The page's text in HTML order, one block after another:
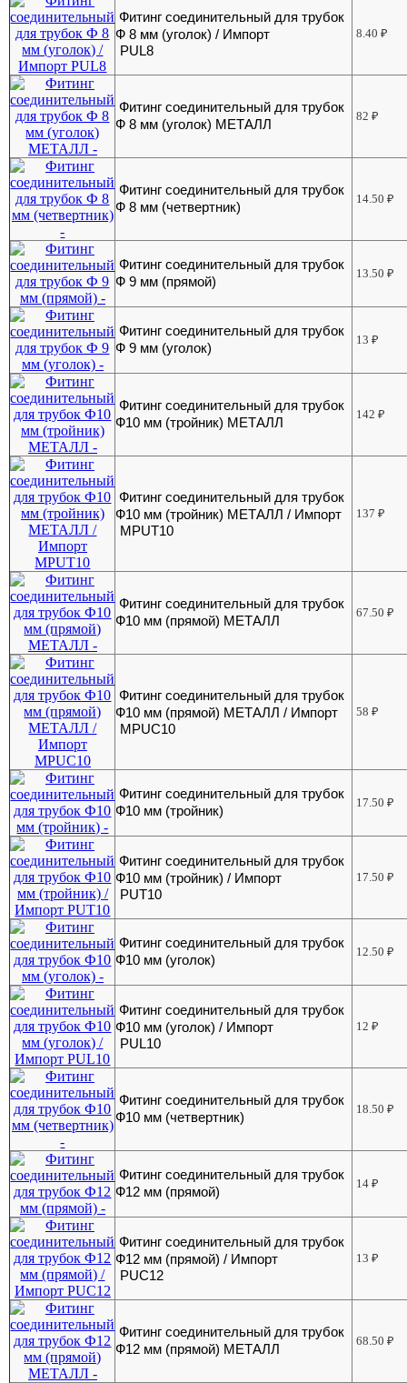
Фитинг соединительный для трубок
Ф 8 мм (уголок) / Импорт
PUL8
8.40₽
Фитинг соединительный для трубок
Ф 8 мм (уголок) МЕТАЛЛ
82₽
Фитинг соединительный для трубок
Ф 8 мм (четвертник)
14.50₽
Фитинг соединительный для трубок
Ф 9 мм (прямой)
13.50₽
Фитинг соединительный для трубок
Ф 9 мм (уголок)
13₽
Фитинг соединительный для трубок
Ф10 мм (тройник) МЕТАЛЛ
142₽
Фитинг соединительный для трубок
Ф10 мм (тройник) МЕТАЛЛ / Импорт
MPUT10
137₽
Фитинг соединительный для трубок
Ф10 мм (прямой) МЕТАЛЛ
67.50₽
Фитинг соединительный для трубок
Ф10 мм (прямой) МЕТАЛЛ / Импорт
MPUC10
58₽
Фитинг соединительный для трубок
Ф10 мм (тройник)
17.50₽
Фитинг соединительный для трубок
Ф10 мм (тройник) / Импорт
PUT10
17.50₽
Фитинг соединительный для трубок
Ф10 мм (уголок)
12.50₽
Фитинг соединительный для трубок
Ф10 мм (уголок) / Импорт
PUL10
12₽
Фитинг соединительный для трубок
Ф10 мм (четвертник)
18.50₽
Фитинг соединительный для трубок
Ф12 мм (прямой)
14₽
Фитинг соединительный для трубок
Ф12 мм (прямой) / Импорт
PUC12
13₽
Фитинг соединительный для трубок
Ф12 мм (прямой) МЕТАЛЛ
68.50₽